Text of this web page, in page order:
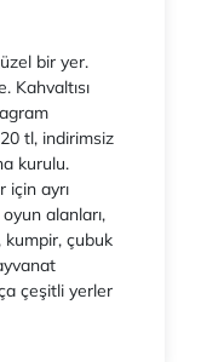
bir yer.
Kahvaltısı
tl, indirimsiz
kurulu.
için ayrı
alanları,
çubuk
çeşitli yerler